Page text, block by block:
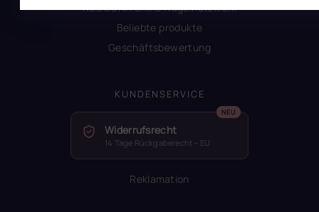
RUSCONA Shine Nagelnetzwerk
Beliebte produkte
Geschäftsbewertung
KUNDENSERVICE
Widerrufsrecht
14 Tage Rückgaberecht – EU
Reklamation